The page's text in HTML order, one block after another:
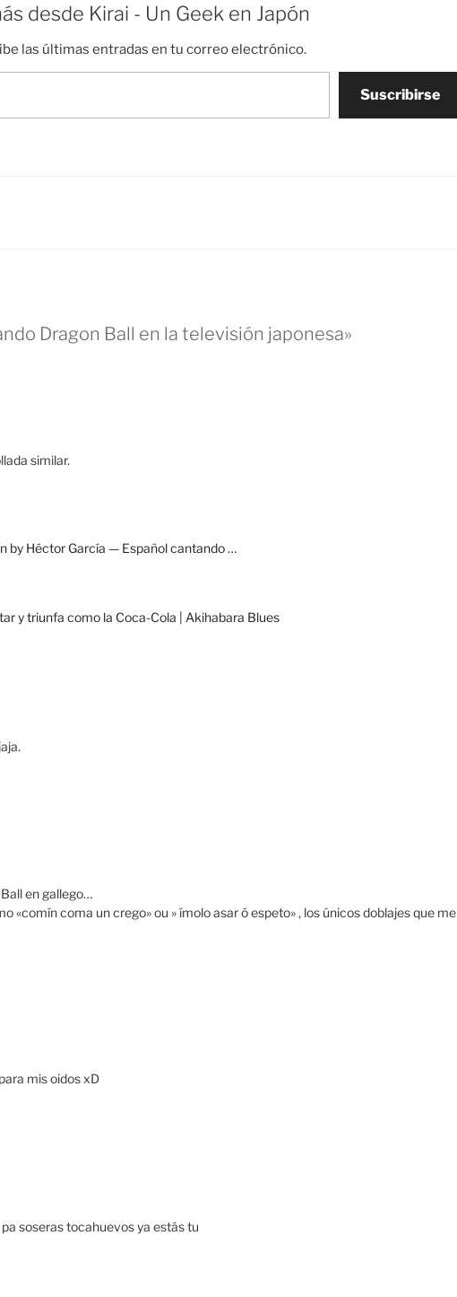
desde Kirai - Un Geek en Japón
las últimas entradas en tu correo electrónico.
Suscribirse
Dragon Ball en la televisión japonesa»
similar.
by Héctor García — Español cantando …
y triunfa como la Coca-Cola | Akihabara Blues
en gallego…
«comín coma un crego» ou » ímolo asar ó espeto» , los únicos doblajes que me
mis oidos xD
soseras tocahuevos ya estás tu